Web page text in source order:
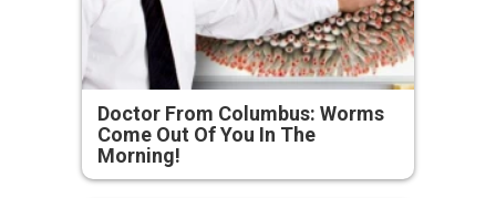
Doctor From Columbus: Worms
Come Out Of You In The
Morning!